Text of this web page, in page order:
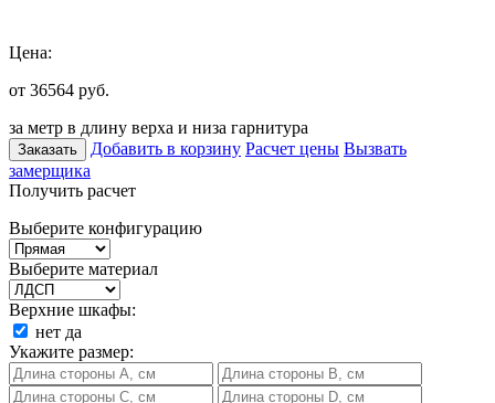
Цена:
от 36564 руб.
за метр в длину верха и низа гарнитура
Заказать Добавить в корзину Расчет цены Вызвать
замерщика
Получить расчет
Выберите конфигурацию
Выберите материал
Верхние шкафы:
нет да
Укажите размер: